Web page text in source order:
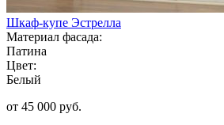
Шкаф-купе Эстрелла
Материал фасада:
Патина
Цвет:
Белый
от 45 000 руб.